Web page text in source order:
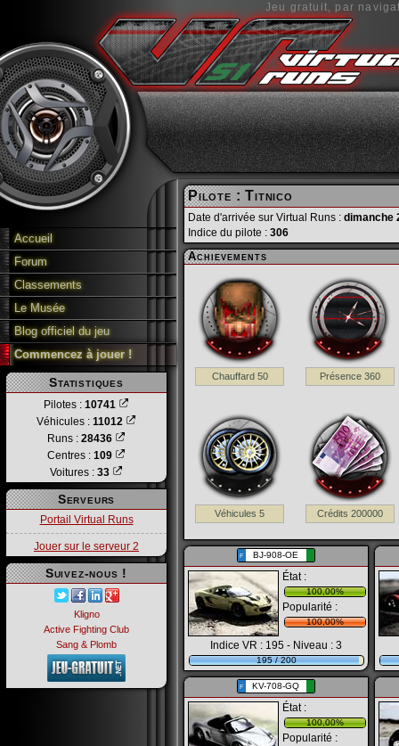
Jeu gratuit, par
Accueil
Forum
Classements
Le Musée
Blog officiel du jeu
Commencez à jouer !
Statistiques
Pilotes : 10741
Véhicules : 11012
Runs : 28436
Centres : 109
Voitures : 33
Serveurs
Portail Virtual Runs
Jouer sur le serveur 2
Suivez-nous !
Kligno
Active Fighting Club
Sang & Plomb
Pilote : Titnico
Date d'arrivée sur Virtual Runs : dimanche
Indice du pilote : 306
Achievements
Chauffard 50 Présence 360
Véhicules 5 Crédits 200000
F BJ-908-OE
État :
100,00%
Popularité :
100,00%
Indice VR : 195 - Niveau : 3
195 / 200
F KV-708-GQ
État :
100,00%
Popularité :